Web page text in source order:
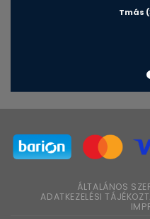
Tmás
ÁLTALÁNOS
ADATKEZELÉSI